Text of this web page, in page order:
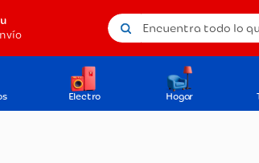
Encuentra todo lo que
Electro Hogar